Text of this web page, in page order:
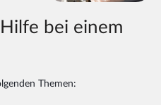
bei einem
Themen: